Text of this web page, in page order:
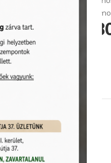
Old-800 (034CR) króm
Old-
Bugnatese/034CR
KOSÁRBA TESZEM